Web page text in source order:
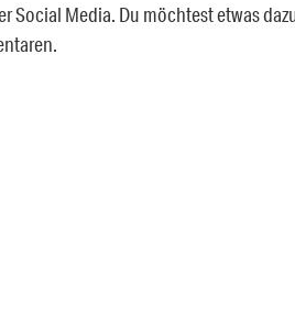
Social Media. Du möchtest etwas